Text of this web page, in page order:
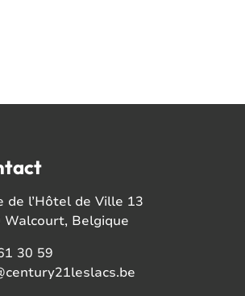
de l’Hôtel de Ville 13
Walcourt, Belgique
30 59